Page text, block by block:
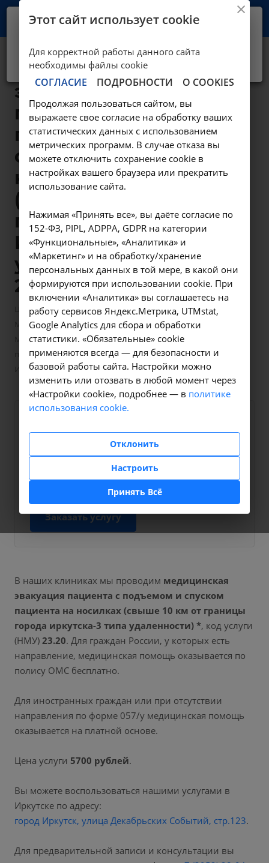
Медицинская
эвакуация
пациента с
подъемом и
спуском пациента
на носилках
(свыше 10 км от
границы города
Иркутска-3 типа
удаленности) * -
23.20 в Иркутске
Цены в Иркутске — Скорая медицинская помощь
Медицинская эвакуация —
Медицинская эвакуация пациента с подъемом и спуском
пациента на носилках (свыше 10 км от границы города
Иркутска-3 типа удаленности) * - 23.20 в Иркутске
мы свяжемся с вами в
ближайшее время и ответим
на все интересующие
Заказать услугу
В наших клиниках мы проводим медицинская
эвакуация пациента с подъемом и спуском
пациента на носилках (свыше 10 км от границы
города иркутска-3 типа удаленности) *, код услуги
(НМУ) 23.20. Для граждан России, у которых есть
направление, медицинская помощь оказывается по
полису ОМС бесплатно.
Для иностранных граждан или при отсутствии
направления по форме 057/у медицинская помощь
оказывается на платной основе.
Цена услуги 5700 рублей.
Вы можете воспользоваться нашими услугами в
Иркутске по адресу:
город Иркутск, улица Декабрьских Событий, стр.123.
Для предварительной записи и консультации вы
Ваш город -Иркутск?
Да, верно Нет, выбрать другой
Этот сайт использует cookie
Для корректной работы данного сайта
необходимы файлы cookie
СОГЛАСИЕ ПОДРОБНОСТИ О COOKIES
Продолжая пользоваться сайтом, вы
выражаете свое согласие на обработку ваших
статистических данных с использованием
метрических программ. В случае отказа вы
можете отключить сохранение cookie в
настройках вашего браузера или прекратить
использование сайта.
Нажимая «Принять все», вы даёте согласие по
152-ФЗ, PIPL, ADPPA, GDPR на категории
«Функциональные», «Аналитика» и
«Маркетинг» и на обработку/хранение
персональных данных в той мере, в какой они
формируются при использовании cookie. При
включении «Аналитика» вы соглашаетесь на
работу сервисов Яндекс.Метрика, UTMstat,
Google Analytics для сбора и обработки
статистики. «Обязательные» cookie
применяются всегда — для безопасности и
базовой работы сайта. Настройки можно
изменить или отозвать в любой момент через
«Настройки cookie», подробнее — в политике
использования cookie.
Отклонить
Настроить
Принять Всё